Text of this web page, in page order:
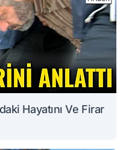
Hayatını Ve Firar